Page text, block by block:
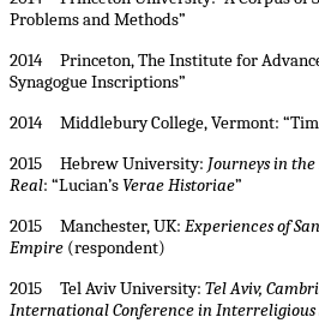
Problems and Methods”
2014 Princeton, The Institute for
Synagogue Inscriptions”
2014 Middlebury College, Vermont:
2015 Hebrew University: Journeys in
Real: “Lucian’sVerae Historiae”
2015 Manchester, UK: Experiences of
Empire (respondent)
2015 Tel Aviv University: Tel Aviv,
International Conference in Interreligious